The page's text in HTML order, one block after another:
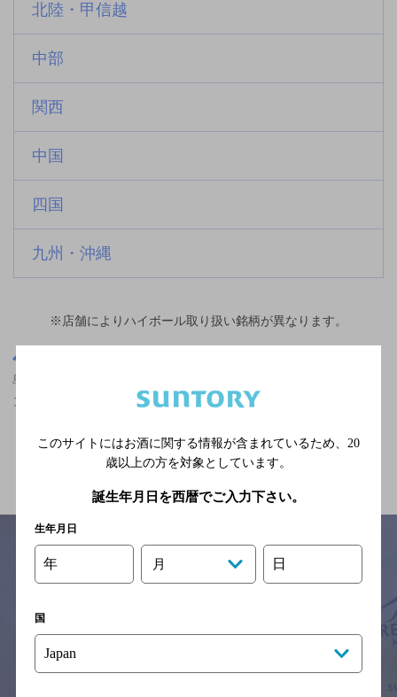
北陸・甲信越
中部
関西
中国
四国
九州・沖縄
※店舗によりハイボール取り扱い銘柄が異なります。
島根県,スペイン料理,ザ・プレミアム・モルツが飲める,落ち着くフ
ンイキの神泡達人店
関連ページ
※それぞれのお店のメニューや営業時間などの掲載情報については、
予告なしに変更されることがありますので、
念のためお店にご確認の上ご来店くださいますようお願い申し上げま
このサイトにはお酒に関する情報が含まれているため、 20
歳以上の方を対象としています。
誕生年月日を西暦でご入力下さい。
生年月日
年 月 日
国